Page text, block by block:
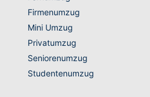
Firmenumzug
Mini Umzug
Privatumzug
Seniorenumzug
Studentenumzug